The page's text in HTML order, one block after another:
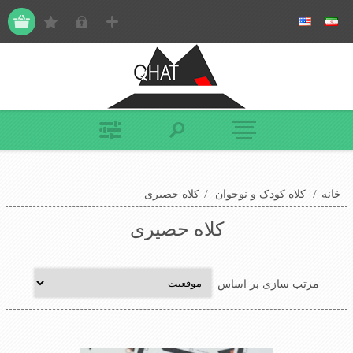
خانه / کلاه کودک و نوجوان / کلاه حصیری
کلاه حصیری
مرتب سازی بر اساس